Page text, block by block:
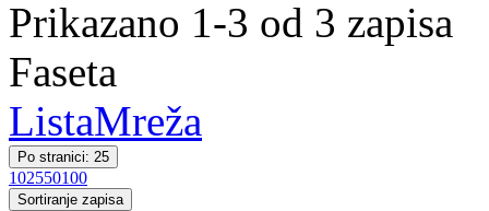
Prikazano 1-3 od 3 zapisa
Faseta
ListaMreža
Po stranici: 25
102550100
Sortiranje zapisa